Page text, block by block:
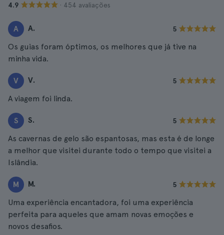
4.9 · 454 avaliações
A A. 5
Os guias foram óptimos, os melhores que já tive na
minha vida.
V V. 5
A viagem foi linda.
S S. 5
As cavernas de gelo são espantosas, mas esta é de longe
a melhor que visitei durante todo o tempo que visitei a
Islândia.
M M. 5
Uma experiência encantadora, foi uma experiência
perfeita para aqueles que amam novas emoções e
novos desafios.